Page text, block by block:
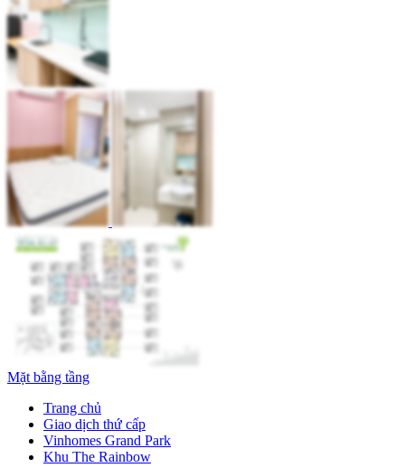
Mặt bằng tầng
Trang chủ
Giao dịch thứ cấp
Vinhomes Grand Park
Khu The Rainbow